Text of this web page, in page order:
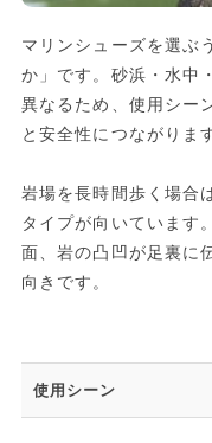
マリンシューズを選ぶ
か」です。砂浜・水中
異なるため、使用シー
と安全性につながりま
岩場を長時間歩く場合
タイプが向いています
面、岩の凸凹が足裏に
向きです。
使用シーン